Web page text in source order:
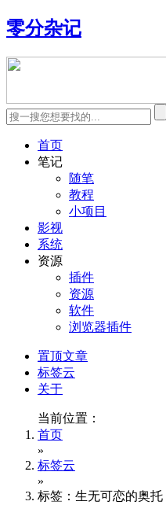
零分杂记
首页
笔记
随笔
教程
小项目
影视
系统
资源
插件
资源
软件
浏览器插件
置顶文章
标签云
关于
当前位置：
首页
»
标签云
»
标签：生无可恋的奥托